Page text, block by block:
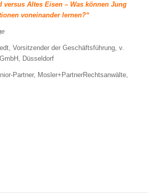
versus Altes Eisen – Was können Jung
voneinander lernen?“
Vorsitzender der Geschäftsführung, v.
Düsseldorf
Partner, Mosler+PartnerRechtsanwälte,